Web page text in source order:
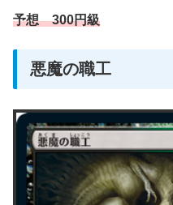
予想 300円級
悪魔の職工